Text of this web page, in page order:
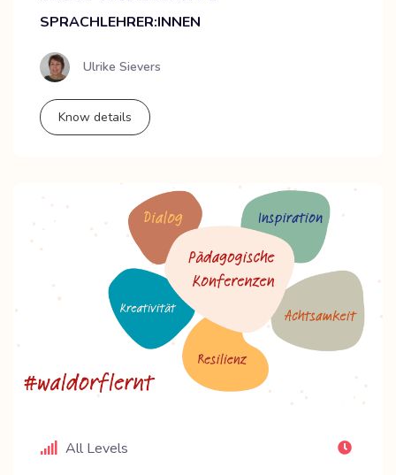
SPRACHLEHRER:INNEN
Ulrike Sievers
Know details
All Levels